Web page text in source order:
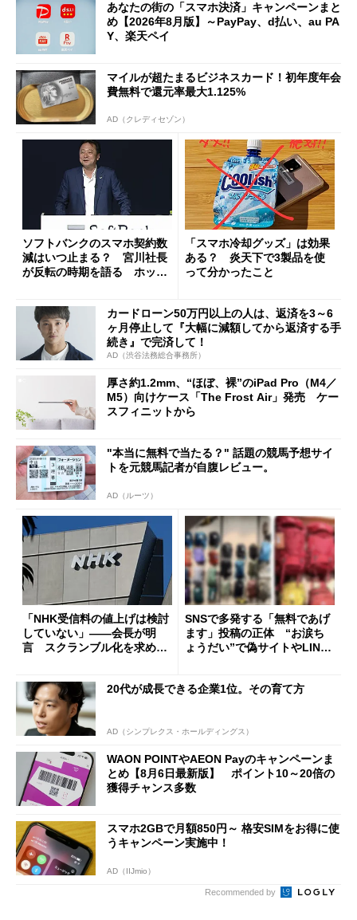
あなたの街の「スマホ決済」キャンペーンまと
め【2026年8月版】～PayPay、d払い、au PA
Y、楽天ペイ
マイルが超たまるビジネスカード！初年度年会
費無料で還元率最大1.125%
AD（クレディセゾン）
ソフトバンクのスマホ契約数
減はいつ止まる？ 宮川社長
が反転の時期を語る ホッピ
「スマホ冷却グッズ」は効果
ある？ 炎天下で3製品を使
って分かったこと
カードローン50万円以上の人は、返済を3～6
ヶ月停止して『大幅に減額してから返済する手
続き』で完済して！
AD（渋谷法務総合事務所）
厚さ約1.2mm、“ほぼ、裸”のiPad Pro（M4／
M5）向けケース「The Frost Air」発売 ケー
スフィニットから
"本当に無料で当たる？" 話題の競馬予想サイ
トを元競馬記者が自腹レビュー。
AD（ルーツ）
「NHK受信料の値上げは検討
していない」――会長が明
言 スクランブル化を求める
SNSで多発する「無料であげ
ます」投稿の正体 “お涙ち
ょうだい”で偽サイトやLINE
20代が成長できる企業1位。その育て方
AD（シンプレクス・ホールディングス）
WAON POINTやAEON Payのキャンペーンま
とめ【8月6日最新版】 ポイント10～20倍の
獲得チャンス多数
スマホ2GBで月額850円～ 格安SIMをお得に使
うキャンペーン実施中！
AD（IIJmio）
Recommended by